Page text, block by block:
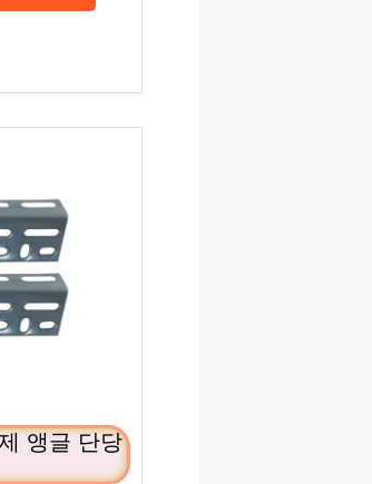
앵글 단당